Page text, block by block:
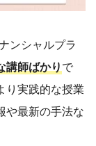
ンシャルプラ
講師ばかりで
り実践的な授業
や最新の手法な